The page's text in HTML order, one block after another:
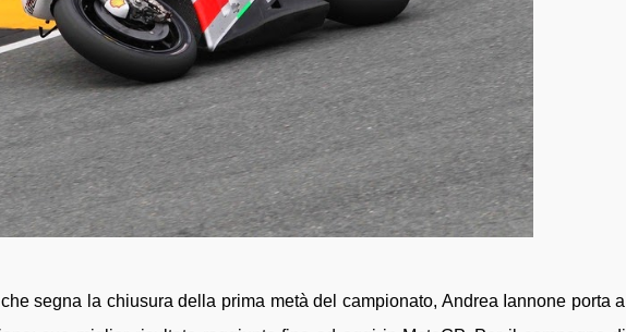
segna la chiusura della prima metà del campionato, Andrea Iannone porta a